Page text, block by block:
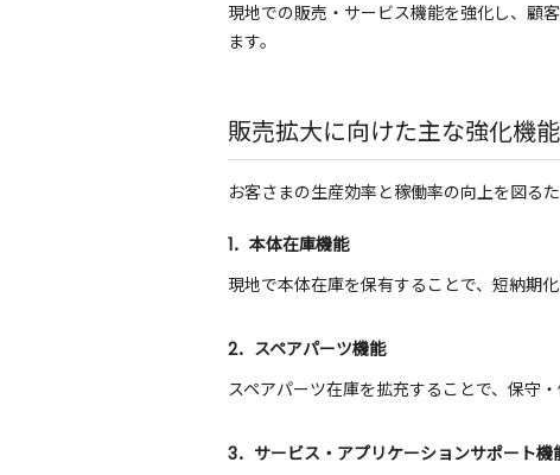
現地での販売・サービス機能を強化し、顧
ます。
販売拡大に向けた主な強化機能
お客さまの生産効率と稼働率の向上を図る
1．本体在庫機能
現地で本体在庫を保有することで、短納期
2．スペアパーツ機能
スペアパーツ在庫を拡充することで、保守
3．サービス・アプリケーションサポート機